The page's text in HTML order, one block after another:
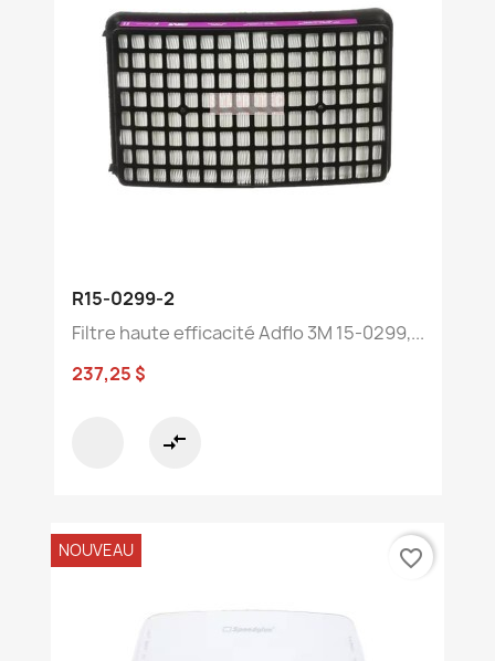
R15-0299-2
Filtre haute efficacité Adflo 3M 15-0299,...
237,25 $
compare_arrows
NOUVEAU favorite_border